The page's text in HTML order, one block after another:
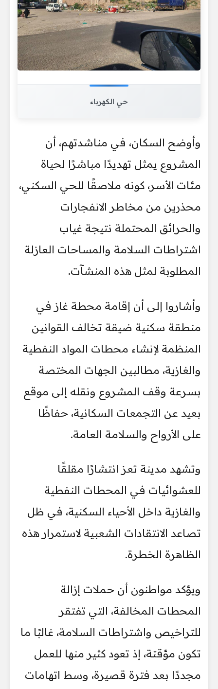
حي الكهرباء
وأوضح السكان، في مناشدتهم، أن
المشروع يمثل تهديدًا مباشرًا لحياة
مئات الأسر، كونه ملاصقًا للحي السكني،
محذرين من مخاطر الانفجارات
والحرائق المحتملة نتيجة غياب
اشتراطات السلامة والمساحات العازلة
المطلوبة لمثل هذه المنشآت.
وأشاروا إلى أن إقامة محطة غاز في
منطقة سكنية ضيقة تخالف القوانين
المنظمة لإنشاء محطات المواد النفطية
والغازية، مطالبين الجهات المختصة
بسرعة وقف المشروع ونقله إلى موقع
بعيد عن التجمعات السكانية، حفاظًا
على الأرواح والسلامة العامة.
وتشهد مدينة تعز انتشارًا مقلقًا
للعشوائيات في المحطات النفطية
والغازية داخل الأحياء السكنية، في ظل
تصاعد الانتقادات الشعبية لاستمرار هذه
الظاهرة الخطرة.
ويؤكد مواطنون أن حملات إزالة
المحطات المخالفة، التي تفتقر
للتراخيص واشتراطات السلامة، غالبًا ما
تكون مؤقتة، إذ تعود كثير منها للعمل
مجددًا بعد فترة قصيرة، وسط اتهامات